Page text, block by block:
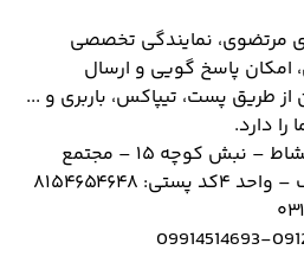
مرتضوی، نمایندگی تخصصی
امکان پاسخ گویی و ارسال
طریق پست، تیپاکس، باربری و ...
دارد.
نشانی: اصفهان – خیابان نشاط – نبش کوچه 15 – مجتمع
واحد 4 کد پستی: 8154654648
-
09914514693